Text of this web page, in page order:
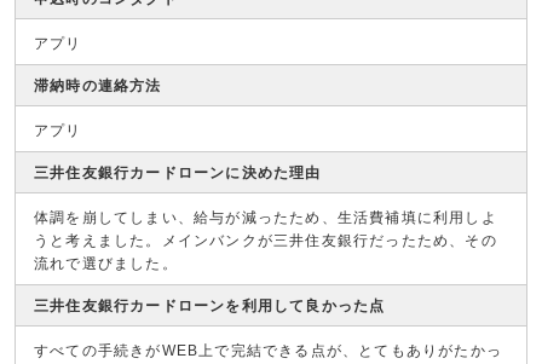
アプリ
滞納時の連絡方法
アプリ
三井住友銀行カードローンに決めた理由
体調を崩してしまい、給与が減ったため、生活費補填に利用しよ
うと考えました。メインバンクが三井住友銀行だったため、その
流れで選びました。
三井住友銀行カードローンを利用して良かった点
すべての手続きがWEB上で完結できる点が、とてもありがたかっ